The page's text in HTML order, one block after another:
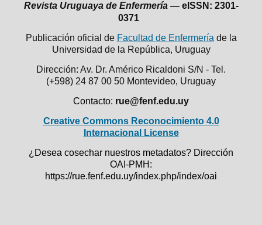
Revista Uruguaya de Enfermería — eISSN: 2301-
0371
Publicación oficial de Facultad de Enfermería de la
Universidad de la República, Uruguay
Dirección: Av. Dr. Américo Ricaldoni S/N - Tel.
(+598) 24 87 00 50 Montevideo, Uruguay
Contacto: rue@fenf.edu.uy
Creative Commons Reconocimiento 4.0
Internacional License
¿Desea cosechar nuestros metadatos? Dirección
OAI-PMH:
https://rue.fenf.edu.uy/index.php/index/oai